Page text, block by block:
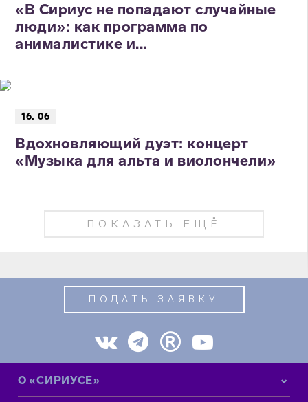
«В Сириус не попадают случайные
люди»: как программа по
анималистике и...
16. 06
Вдохновляющий дуэт: концерт
«Музыка для альта и виолончели»
ПОКАЗАТЬ ЕЩЁ
ПОДАТЬ ЗАЯВКУ
О «СИРИУСЕ»